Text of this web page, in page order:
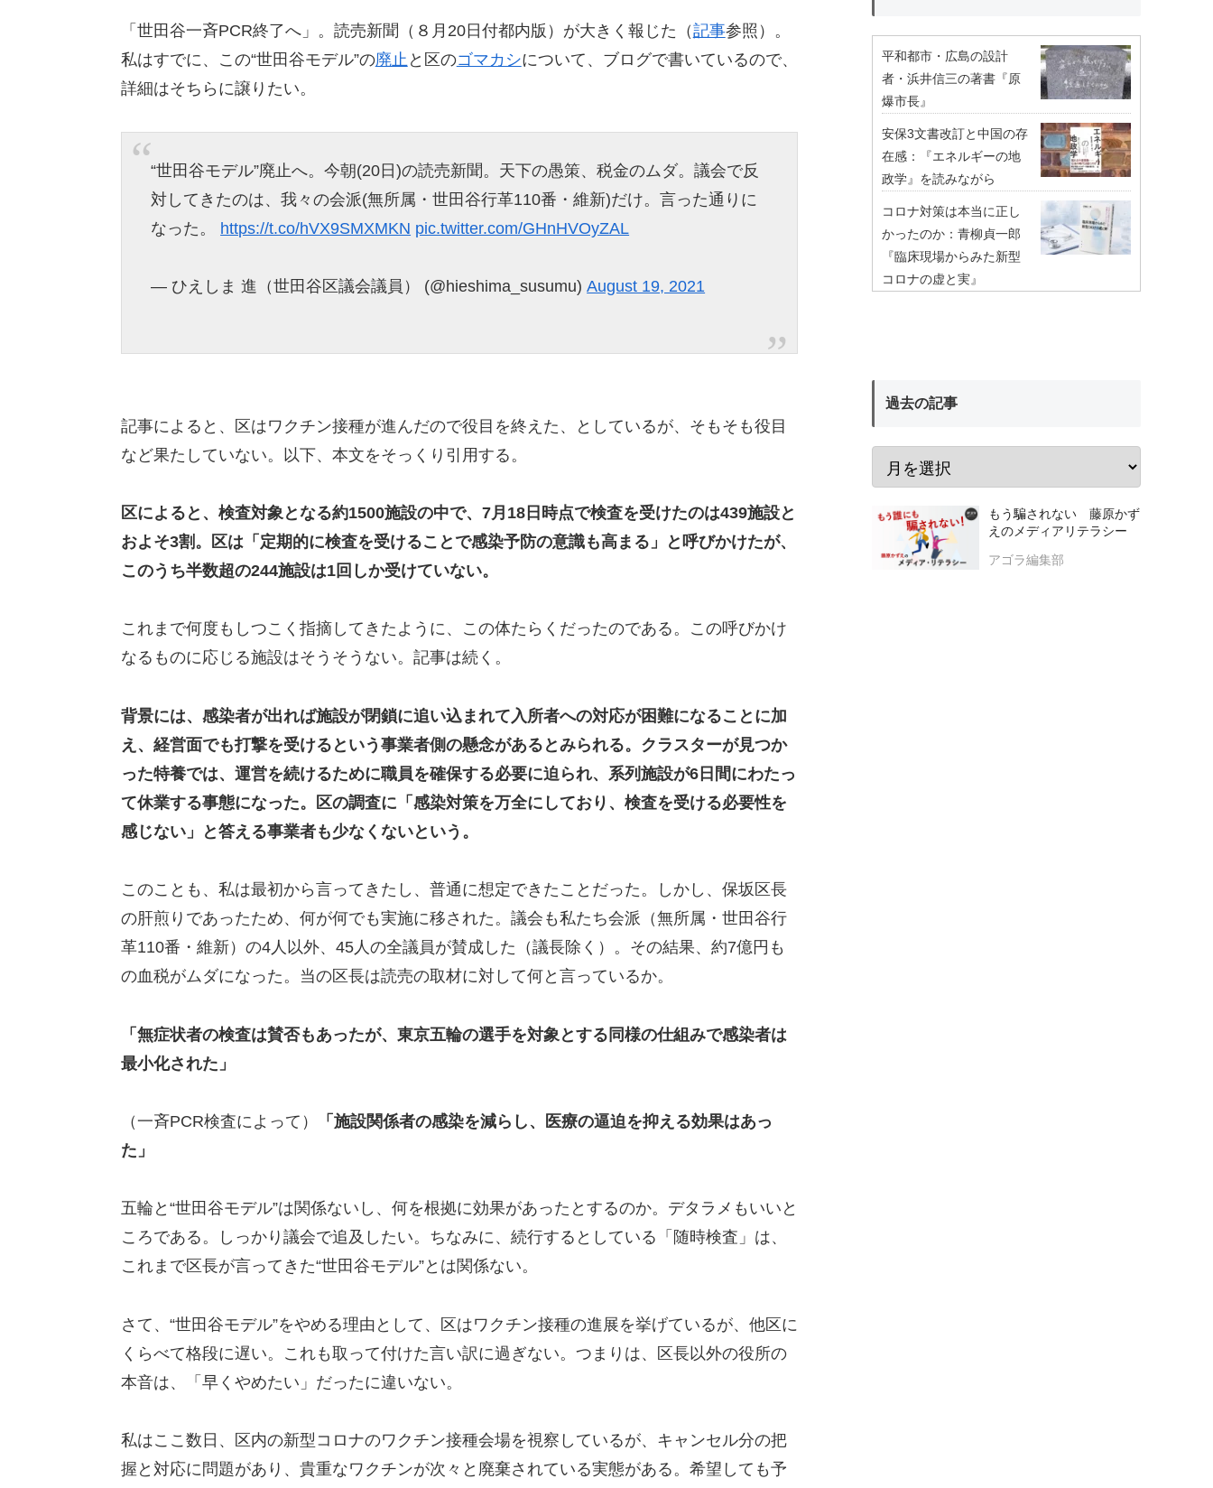
「世田谷一斉PCR終了へ」。読売新聞（８月20日付都内版）が大きく報じた（記事参照）。
私はすでに、この“世田谷モデル”の廃止 と区のゴマカシについて、ブログで書いているので、
詳細はそちらに譲りたい。
“世田谷モデル”廃止へ。今朝(20日)の読売新聞。天下の愚策、税金のムダ。議会で反
対してきたのは、我々の会派(無所属・世田谷行革110番・維新)だけ。言った通りに
なった。 https://t.co/hVX9SMXMKN pic.twitter.com/GHnHVOyZAL
— ひえしま 進（世田谷区議会議員） (@hieshima_susumu)August 19, 2021
記事によると、区はワクチン接種が進んだので役目を終えた、としているが、そもそも役目
など果たしていない。以下、本文をそっくり引用する。
区によると、検査対象となる約1500施設の中で、7月18日時点で検査を受けたのは439施設と
およそ3割。区は「定期的に検査を受けることで感染予防の意識も高まる」と呼びかけたが、
このうち半数超の244施設は1回しか受けていない。
これまで何度もしつこく指摘してきたように、この体たらくだったのである。この呼びかけ
なるものに応じる施設はそうそうない。記事は続く。
背景には、感染者が出れば施設が閉鎖に追い込まれて入所者への対応が困難になることに加
え、経営面でも打撃を受けるという事業者側の懸念があるとみられる。クラスターが見つか
った特養では、運営を続けるために職員を確保する必要に迫られ、系列施設が6日間にわたっ
て休業する事態になった。区の調査に「感染対策を万全にしており、検査を受ける必要性を
感じない」と答える事業者も少なくないという。
このことも、私は最初から言ってきたし、普通に想定できたことだった。しかし、保坂区長
の肝煎りであったため、何が何でも実施に移された。議会も私たち会派（無所属・世田谷行
革110番・維新）の4人以外、45人の全議員が賛成した（議長除く）。その結果、約7億円も
の血税がムダになった。当の区長は読売の取材に対して何と言っているか。
「無症状者の検査は賛否もあったが、東京五輪の選手を対象とする同様の仕組みで感染者は
最小化された」
（一斉PCR検査によって）
「施設関係者の感染を減らし、医療の逼迫を抑える効果はあっ
た」
五輪と“世田谷モデル”は関係ないし、何を根拠に効果があったとするのか。デタラメもいいと
ころである。しっかり議会で追及したい。ちなみに、続行するとしている「随時検査」は、
これまで区長が言ってきた“世田谷モデル”とは関係ない。
さて、“世田谷モデル”をやめる理由として、区はワクチン接種の進展を挙げているが、他区に
くらべて格段に遅い。これも取って付けた言い訳に過ぎない。つまりは、区長以外の役所の
本音は、「早くやめたい」だったに違いない。
私はここ数日、区内の新型コロナのワクチン接種会場を視察しているが、キャンセル分の把
握と対応に問題があり、貴重なワクチンが次々と廃棄されている実態がある。希望しても予
平和都市・広島の設計
者・浜井信三の著書『原
爆市長』
安保3文書改訂と中国の存
在感：『エネルギーの地
政学』を読みながら
コロナ対策は本当に正し
かったのか：青柳貞一郎
『臨床現場からみた新型
コロナの虚と実』
過去の記事
もう騙されない 藤原かず
えのメディアリテラシー
アゴラ編集部